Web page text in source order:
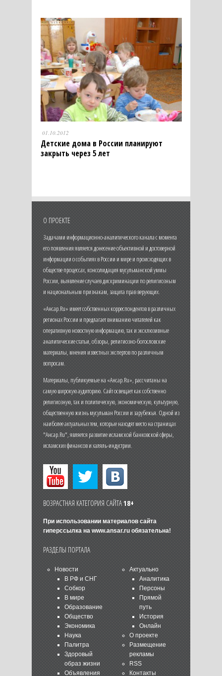
01.10.2012
Детские дома в России планируют
закрыть через 5 лет
О ПРОЕКТЕ
Задачами информационно-аналитического канала с момента
его появления является донесение объективной и достоверной
информации о событиях в России и мире и происходящих в
обществе процессах, консолидация мусульманской уммы
России, выявление случаев дискриминации по религиозным
и национальным признакам, защита прав верующих.
«Ансар.Ru» имеет собственных корреспондентов в различных
регионах России и предлагает вниманию читателей как
оперативную новостную информацию, так и эксклюзивные
аналитические статьи, обзоры, религиозно-богословские
материалы, мнения известных экспертов по различным
вопросам.
Материалы, публикуемые на «Ансар.Ru», рассчитаны на
самую широкую аудиторию. Сайт освещает как собственно
религиозную, так и политическую, экономическую, культурную,
общественную жизнь мусульман России и зарубежья. Одной из
наиболее актуальных тем, которые находят место на страницах
"Ансар.Ru", является развитие исламской банковской сферы,
исламских финансов и халяль-индустрии.
ВОЗРАСТНАЯ КАТЕГОРИЯ САЙТА18+
При использовании материалов сайта
гиперссылка на www.ansar.ruобязательна!
РАЗДЕЛЫ ПОРТАЛА
Новости
В РФ и СНГ
Собкор
В мире
Образование
Общество
Экономика
Наука
Палитра
Здоровый
образ жизни
Объявления
Актуально
Аналитика
Персоны
Прямой
путь
История
Онлайн
О проекте
Размещение
рекламы
RSS
Контакты